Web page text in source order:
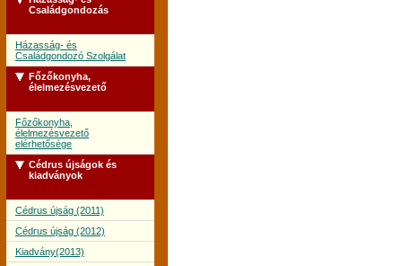
Családgondozás
Házasság- és
Családgondozó Szolgálat
Főzőkonyha,
élelmezésvezető
Főzőkonyha,
élelmezésvezető
elérhetősége
Cédrus újságok és
kiadványok
Cédrus újság (2011)
Cédrus újság (2012)
Kiadvány(2013)